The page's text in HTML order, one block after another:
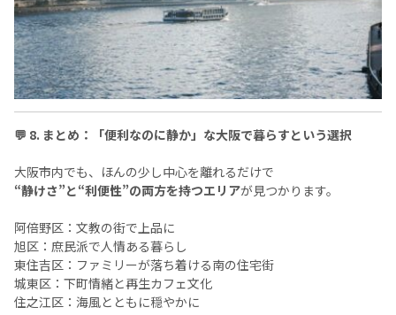
💬 8. まとめ：「便利なのに静か」な大阪で暮らすという選択
大阪市内でも、ほんの少し中心を離れるだけで
“静けさ”と“利便性”の両方を持つエリアが見つかります。
阿倍野区：文教の街で上品に
旭区：庶民派で人情ある暮らし
東住吉区：ファミリーが落ち着ける南の住宅街
城東区：下町情緒と再生カフェ文化
住之江区：海風とともに穏やかに